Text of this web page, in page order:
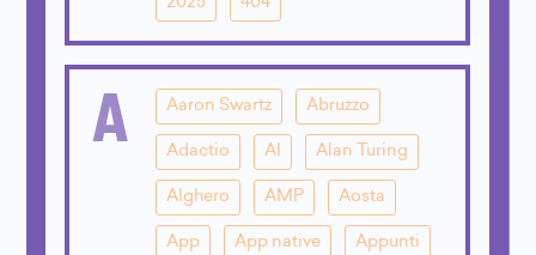
A Aaron Swartz Abruzzo
Adactio AI Alan Turing
Alghero AMP Aosta
App App native Appunti